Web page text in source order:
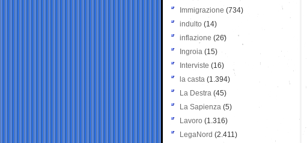
Immigrazione (734)
indulto (14)
inflazione (26)
Ingroia (15)
Interviste (16)
la casta (1.394)
La Destra (45)
La Sapienza (5)
Lavoro (1.316)
LegaNord (2.411)